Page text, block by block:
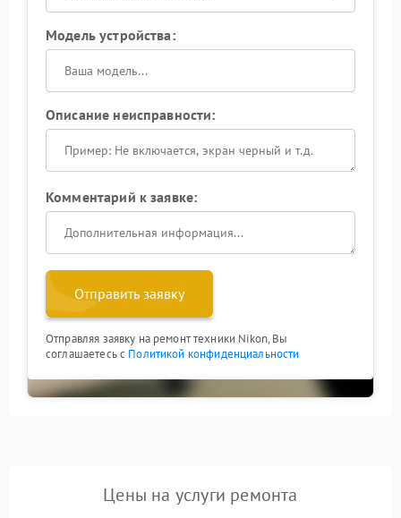
Модель устройства:
Описание неисправности:
Комментарий к заявке:
Отправить заявку
Отправляя заявку на ремонт техники Nikon, Вы
соглашаетесь с Политикой конфиденциальности
Цены на услуги ремонта